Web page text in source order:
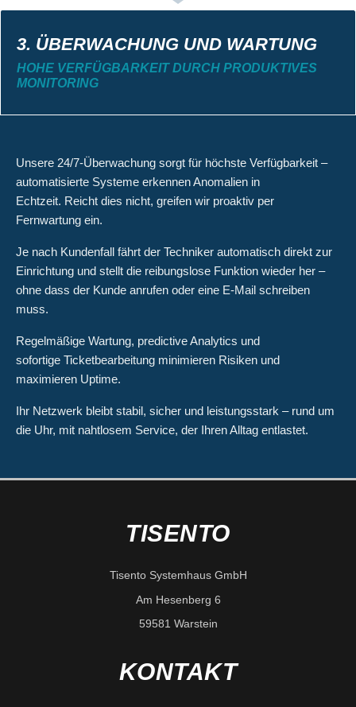
3. ÜBERWACHUNG UND WARTUNG
HOHE VERFÜGBARKEIT DURCH PRODUKTIVES
MONITORING
Unsere 24/7-Überwachung sorgt für höchste Verfügbarkeit –
automatisierte Systeme erkennen Anomalien in
Echtzeit. Reicht dies nicht, greifen wir proaktiv per
Fernwartung ein.
Je nach Kundenfall fährt der Techniker automatisch direkt zur
Einrichtung und stellt die reibungslose Funktion wieder her –
ohne dass der Kunde anrufen oder eine E-Mail schreiben
muss.
Regelmäßige Wartung, predictive Analytics und
sofortige Ticketbearbeitung minimieren Risiken und
maximieren Uptime.
Ihr Netzwerk bleibt stabil, sicher und leistungsstark – rund um
die Uhr, mit nahtlosem Service, der Ihren Alltag entlastet.
TISENTO
Tisento Systemhaus GmbH
Am Hesenberg 6
59581 Warstein
KONTAKT